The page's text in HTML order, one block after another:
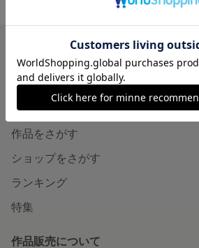
Foodie ＆ Key の作品一覧
minneを知る
minneについて
minneで買いたい
作品をさがす
ショップをさがす
ランキング
特集
作品販売について